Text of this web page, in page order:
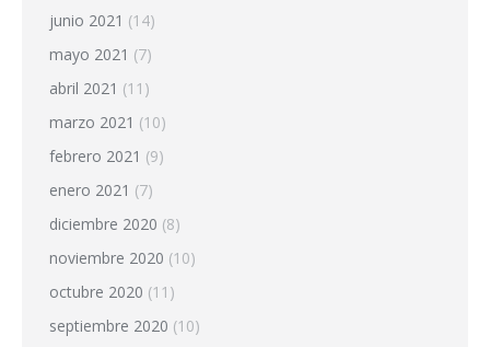
junio 2021 (14)
mayo 2021 (7)
abril 2021 (11)
marzo 2021 (10)
febrero 2021 (9)
enero 2021 (7)
diciembre 2020 (8)
noviembre 2020 (10)
octubre 2020 (11)
septiembre 2020 (10)